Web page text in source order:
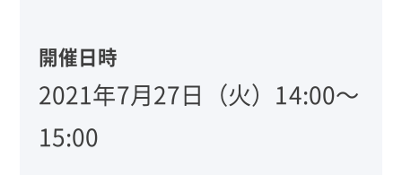
開催日時
2021年7月27日（火）14:00～
15:00